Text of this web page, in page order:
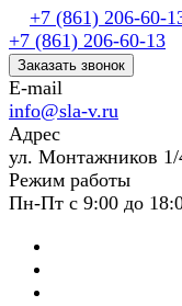
+7 (861) 206-60-
+7 (861) 206-60-13
Заказать звонок
E-mail
info@sla-v.ru
Адрес
ул. Монтажников
Режим работы
Пн-Пт с 9:00 до